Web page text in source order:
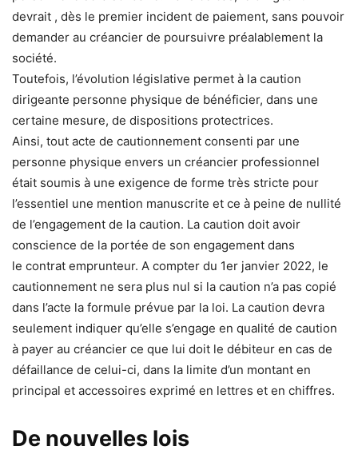
devrait , dès le premier incident de paiement, sans pouvoir
demander au créancier de poursuivre préalablement la
société.
Toutefois, l’évolution législative permet à la caution
dirigeante personne physique de bénéficier, dans une
certaine mesure, de dispositions protectrices.
Ainsi, tout acte de cautionnement consenti par une
personne physique envers un créancier professionnel
était soumis à une exigence de forme très stricte pour
l’essentiel une mention manuscrite et ce à peine de nullité
de l’engagement de la caution. La caution doit avoir
conscience de la portée de son engagement dans
le contrat emprunteur. A compter du 1er janvier 2022, le
cautionnement ne sera plus nul si la caution n’a pas copié
dans l’acte la formule prévue par la loi. La caution devra
seulement indiquer qu’elle s’engage en qualité de caution
à payer au créancier ce que lui doit le débiteur en cas de
défaillance de celui-ci, dans la limite d’un montant en
principal et accessoires exprimé en lettres et en chiffres.
De nouvelles lois